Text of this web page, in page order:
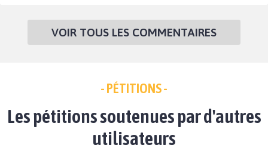
VOIR TOUS LES COMMENTAIRES
- PÉTITIONS -
Les pétitions soutenues par d'autres
utilisateurs